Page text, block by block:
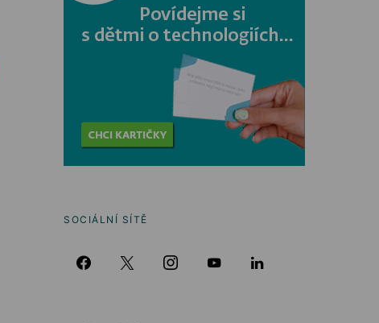
SOCIÁLNÍ SÍTĚ